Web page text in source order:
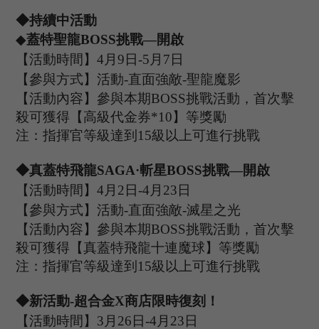
◆持續中活動
◆蓋特聖龍BOSS挑戰—開啟
【活動時間】4月9 日-5月 7 日
【參與方式】 活動-直面強敵-聖龍魔影
【活動內容】參與本期BOSS挑戰活動，首次擊
殺可獲得【高級代金券*10】等獎勵
注：指揮官等級達到 15級以上可進行挑戰
◆真蓋特飛龍SAGA·斬星BOSS挑戰—開啟
【活動時間】4月 2 日-4月 23 日
【參與方式】 活動-直面強敵-滅星之光
【活動內容】參與本期BOSS挑戰活動，首次擊
殺可獲得【真蓋特飛龍十連魔球】等獎勵
注：指揮官等級達到 15級以上可進行挑戰
◆新活動-超合金X商店限時復刻！
【活動時間】 3月 26 日-4月 23 日